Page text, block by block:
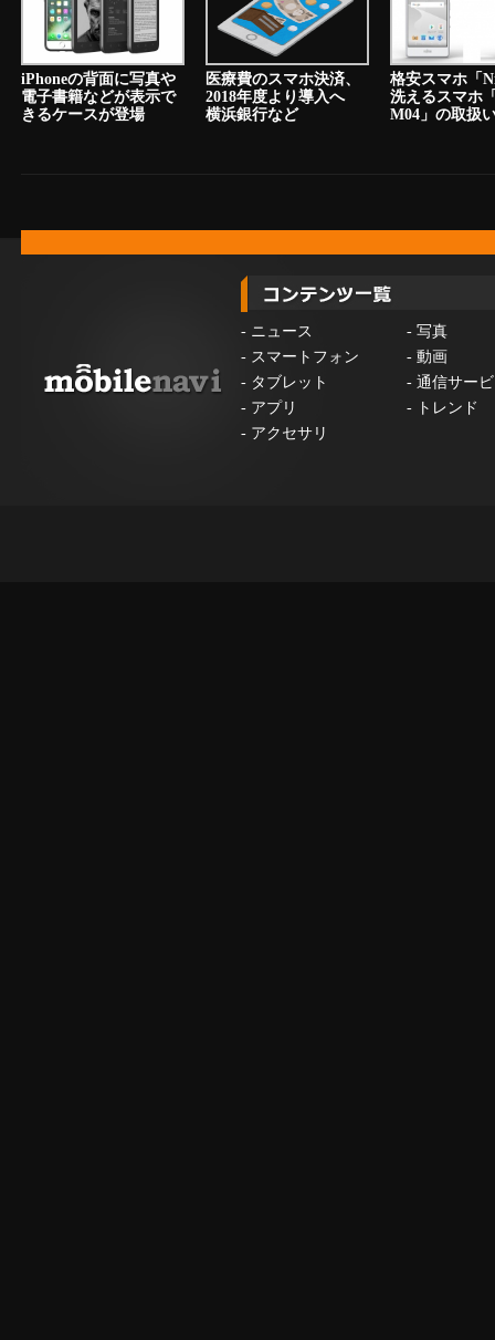
iPhoneの背面に写真や
電子書籍などが表示で
きるケースが登場
医療費のスマホ決済、
2018年度より導入へ
横浜銀行など
格安スマホ
洗えるスマホ
M04」の取扱
- ニュース - 写真
- スマートフォン - 動画
- タブレット - 通信サー
- アプリ -
トレンド
- アクセサリ